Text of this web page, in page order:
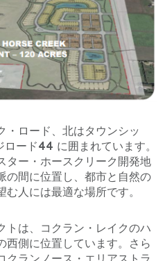
・ロード、北はタウンシッ
ード44 に囲まれています。
ター・ホースクリーク開発地
の間に位置し、都市と自然の
人には最適な場所です。
トは、コクラン・レイクのハ
西側に位置しています。さら
クランノース・エリアストラ